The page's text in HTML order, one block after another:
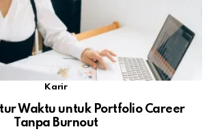
Karir
Waktu untuk Portfolio Career
Tanpa Burnout